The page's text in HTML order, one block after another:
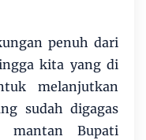
penuh dari
kita yang di
melanjutkan
sudah digagas
Bupati